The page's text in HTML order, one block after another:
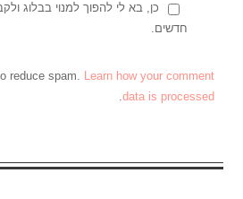
כן, בא לי להפוך למנוי בבלוג
חדשים.
reduce spam. Learn how your comment
data is processed
.